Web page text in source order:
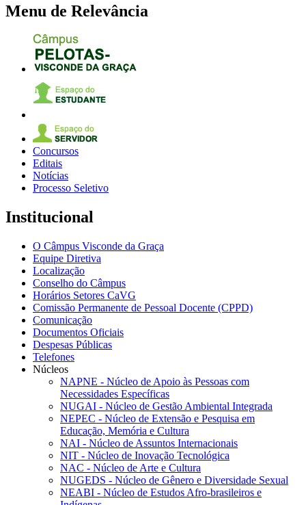
Menu de Relevância
Concursos
Editais
Notícias
Processo Seletivo
Institucional
O Câmpus Visconde da Graça
Equipe Diretiva
Localização
Conselho do Câmpus
Horários Setores CaVG
Comissão Permanente de Pessoal Docente (CPPD)
Comunicação
Documentos Oficiais
Despesas Públicas
Telefones
Núcleos
NAPNE - Núcleo de Apoio às Pessoas com
Necessidades Específicas
NUGAI - Núcleo de Gestão Ambiental Integrada
NEPEC - Núcleo de Extensão e Pesquisa em
Educação, Memória e Cultura
NAI - Núcleo de Assuntos Internacionais
NIT - Núcleo de Inovação Tecnológica
NAC - Núcleo de Arte e Cultura
NUGEDS - Núcleo de Gênero e Diversidade Sexual
NEABI - Núcleo de Estudos Afro-brasileiros e